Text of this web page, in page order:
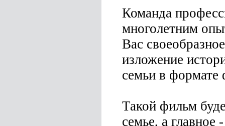
Команда
многолетним
Вас
изложение
семьи в формате
Такой фильм
семье, а главное